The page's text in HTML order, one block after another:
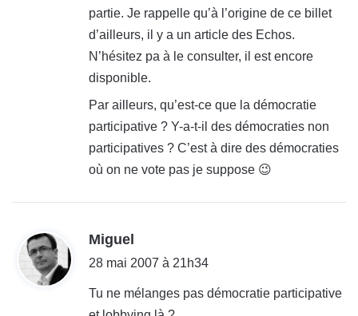
partie. Je rappelle qu’à l’origine de ce billet
d’ailleurs, il y a un article des Echos.
N’hésitez pa à le consulter, il est encore
disponible.
Par ailleurs, qu’est-ce que la démocratie
participative ? Y-a-t-il des démocraties non
participatives ? C’est à dire des démocraties
où on ne vote pas je suppose 😉
Miguel
i
28 mai 2007 à 21h34
Tu ne mélanges pas démocratie participative